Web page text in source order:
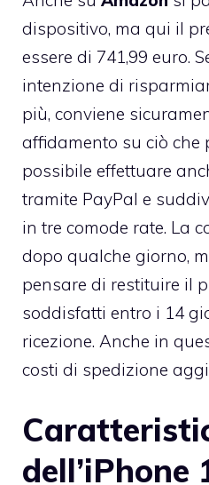
dispositivo, ma qui il
essere di 741,99 euro.
intenzione di
più, conviene
affidamento su ciò che
possibile effettuare
tramite PayPal e
in tre comode rate. La
dopo qualche giorno,
pensare di restituire il
soddisfatti entro i 14
ricezione. Anche in
costi di spedizione
dell’iPhone